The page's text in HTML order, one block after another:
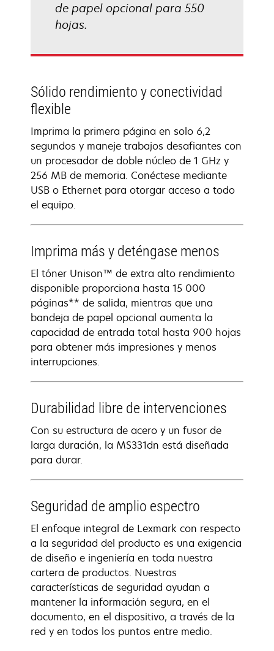
de papel opcional para 550
hojas.
Sólido rendimiento y conectividad
flexible
Imprima la primera página en solo 6,2
segundos y maneje trabajos desafiantes con
un procesador de doble núcleo de 1 GHz y
256 MB de memoria. Conéctese mediante
USB o Ethernet para otorgar acceso a todo
el equipo.
Imprima más y deténgase menos
El tóner Unison™ de extra alto rendimiento
disponible proporciona hasta 15 000
páginas** de salida, mientras que una
bandeja de papel opcional aumenta la
capacidad de entrada total hasta 900 hojas
para obtener más impresiones y menos
interrupciones.
Durabilidad libre de intervenciones
Con su estructura de acero y un fusor de
larga duración, la MS331dn está diseñada
para durar.
Seguridad de amplio espectro
El enfoque integral de Lexmark con respecto
a la seguridad del producto es una exigencia
de diseño e ingeniería en toda nuestra
cartera de productos. Nuestras
características de seguridad ayudan a
mantener la información segura, en el
documento, en el dispositivo, a través de la
red y en todos los puntos entre medio.